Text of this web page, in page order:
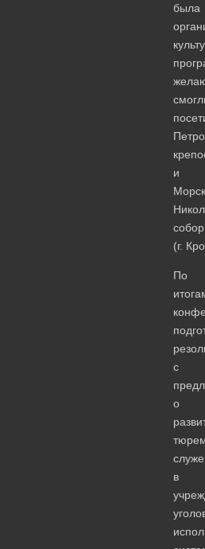
была
и
собор
(г.
По
с
о
в